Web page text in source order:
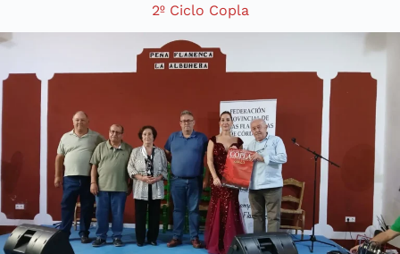
2º Ciclo Copla